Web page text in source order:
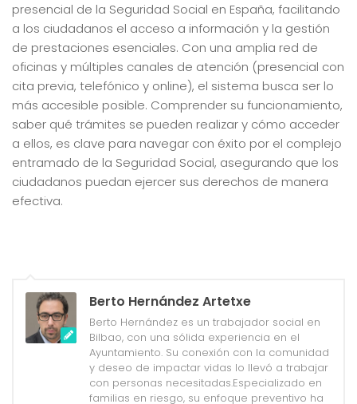
presencial de la Seguridad Social en España, facilitando
a los ciudadanos el acceso a información y la gestión
de prestaciones esenciales. Con una amplia red de
oficinas y múltiples canales de atención (presencial con
cita previa, telefónico y online), el sistema busca ser lo
más accesible posible. Comprender su funcionamiento,
saber qué trámites se pueden realizar y cómo acceder
a ellos, es clave para navegar con éxito por el complejo
entramado de la Seguridad Social, asegurando que los
ciudadanos puedan ejercer sus derechos de manera
efectiva.
Berto Hernández Artetxe
Berto Hernández es un trabajador social en
Bilbao, con una sólida experiencia en el
Ayuntamiento. Su conexión con la comunidad
y deseo de impactar vidas lo llevó a trabajar
con personas necesitadas.Especializado en
familias en riesgo, su enfoque preventivo ha